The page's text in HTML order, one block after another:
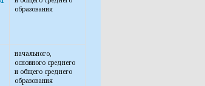
образования
начального,
основного среднего
и общего среднего
образования